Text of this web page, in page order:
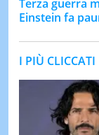
Terza guerra
Einstein fa
I PIÙ